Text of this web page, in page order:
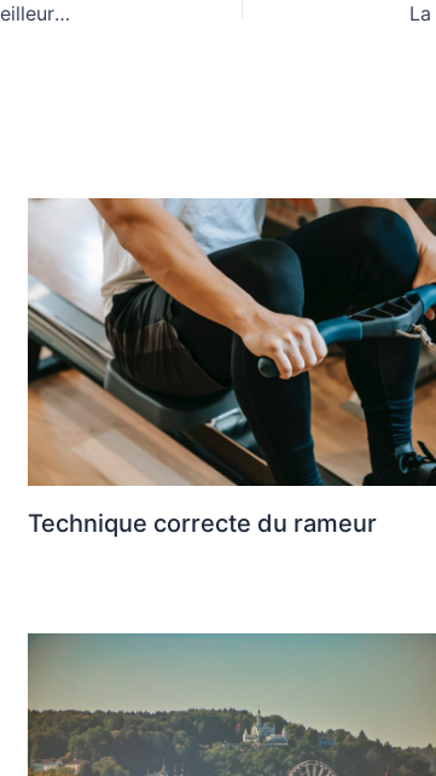
Le rameur est-il bon pour le golf ? Un pas vers de meilleures performances
Technique correcte du rameur